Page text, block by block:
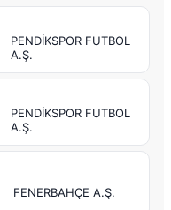
PENDİKSPOR FUTBOL
A.Ş.
PENDİKSPOR FUTBOL
A.Ş.
FENERBAHÇE A.Ş.